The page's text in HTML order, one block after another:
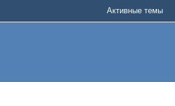
Активные темы